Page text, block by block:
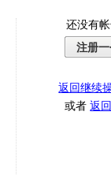
还没有帐
注册
返回继续
或者返